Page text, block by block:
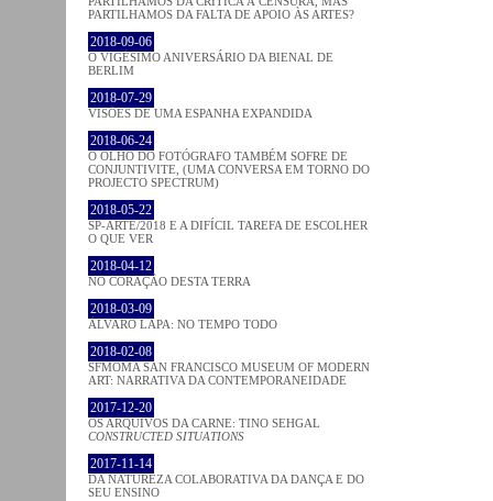
PARTILHAMOS DA FALTA DE APOIO ÀS ARTES?
2018-09-06
O VIGÉSIMO ANIVERSÁRIO DA BIENAL DE
BERLIM
2018-07-29
VISÕES DE UMA ESPANHA EXPANDIDA
2018-06-24
O OLHO DO FOTÓGRAFO TAMBÉM SOFRE DE
CONJUNTIVITE, (UMA CONVERSA EM TORNO DO
PROJECTO SPECTRUM)
2018-05-22
SP-ARTE/2018 E A DIFÍCIL TAREFA DE ESCOLHER
O QUE VER
2018-04-12
NO CORAÇÂO DESTA TERRA
2018-03-09
ÁLVARO LAPA: NO TEMPO TODO
2018-02-08
SFMOMA SAN FRANCISCO MUSEUM OF MODERN
ART: NARRATIVA DA CONTEMPORANEIDADE
2017-12-20
OS ARQUIVOS DA CARNE: TINO SEHGAL
CONSTRUCTED SITUATIONS
2017-11-14
DA NATUREZA COLABORATIVA DA DANÇA E DO
SEU ENSINO